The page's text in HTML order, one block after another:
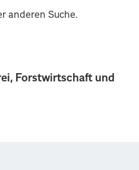
Forstwirtschaft und
anderen Suche.